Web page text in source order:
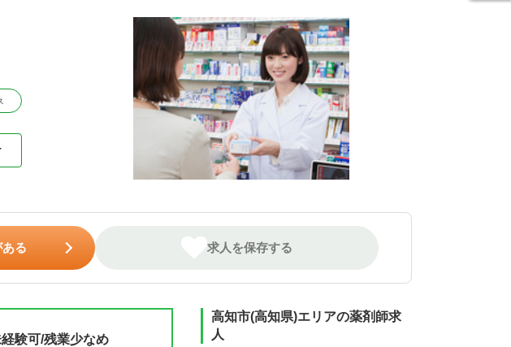
る 求人を保存する
験可/残業少なめ
高知市(高知県)エリアの薬剤師求
人